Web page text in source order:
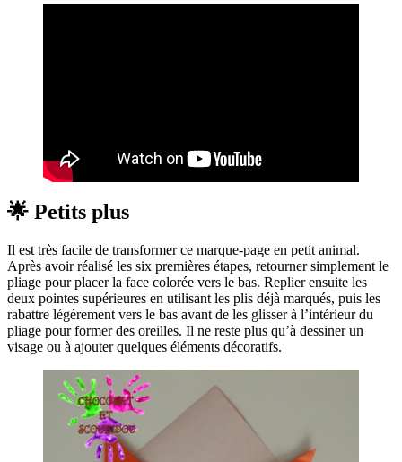
🌟 Petits plus
Il est très facile de transformer ce marque-page en petit animal.
Après avoir réalisé les six premières étapes, retourner simplement le
pliage pour placer la face colorée vers le bas. Replier ensuite les
deux pointes supérieures en utilisant les plis déjà marqués, puis les
rabattre légèrement vers le bas avant de les glisser à l’intérieur du
pliage pour former des oreilles. Il ne reste plus qu’à dessiner un
visage ou à ajouter quelques éléments décoratifs.